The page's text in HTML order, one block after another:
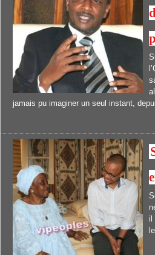
jamais pu imaginer un seul instant,
il